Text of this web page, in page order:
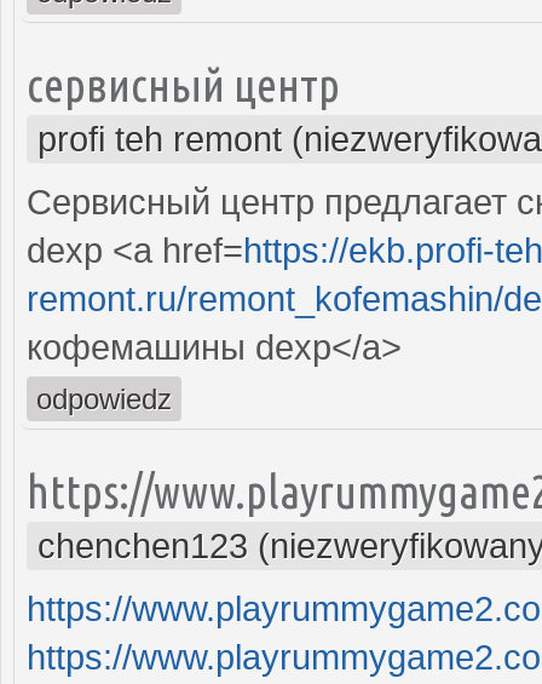
сервисный центр
profi teh remont
Сервисный центр предлагает
dexp <a href=https://ekb.profi-
remont.ru/remont_kofemashin/
кофемашины dexp</a>
odpowiedz
https://
chenchen123
https://
https://